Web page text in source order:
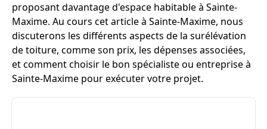
proposant davantage d'espace habitable à Sainte-
Maxime. Au cours cet article à Sainte-Maxime, nous
discuterons les différents aspects de la surélévation
de toiture, comme son prix, les dépenses associées,
et comment choisir le bon spécialiste ou entreprise à
Sainte-Maxime pour exécuter votre projet.